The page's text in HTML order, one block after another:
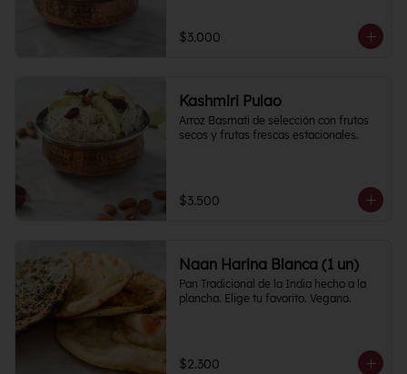
$3.000
Kashmiri Pulao
Arroz Basmati de selección con frutos
secos y frutas frescas estacionales.
$3.500
Naan Harina Blanca (1 un)
Pan Tradicional de la India hecho a la
plancha. Elige tu favorito. Vegano.
$2.300